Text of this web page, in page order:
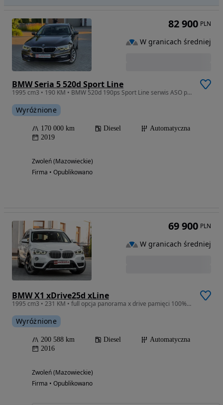
BMW Seria 5 520d Sport Line
1995 cm3 • 190 KM • BMW 520d 190ps Sport Line serwis ASO piękna Gwarancja!
Wyróżnione
170 000 km Diesel
Automatyczna
2019
Zwoleń (Mazowieckie)
Firma • Opublikowano
82 900 PLN
W granicach średniej
BMW X1 xDrive25d xLine
1995 cm3 • 231 KM • full opcja panorama x drive pamięci 100% oryginał okazja Gwarancja
Wyróżnione
200 588 km Diesel
Automatyczna
2016
Zwoleń (Mazowieckie)
Firma • Opublikowano
69 900 PLN
W granicach średniej